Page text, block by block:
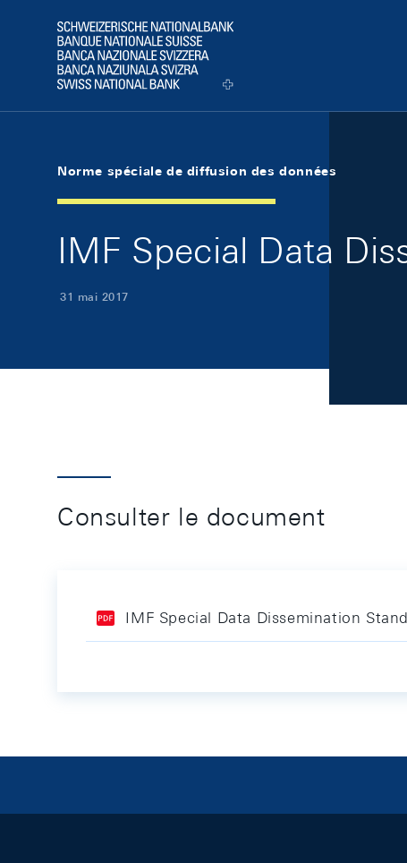
Logo
Norme spéciale de diffusion des données
IMF Special Data
31 mai 2017
Consulter le document
IMF Special Data Dissemination